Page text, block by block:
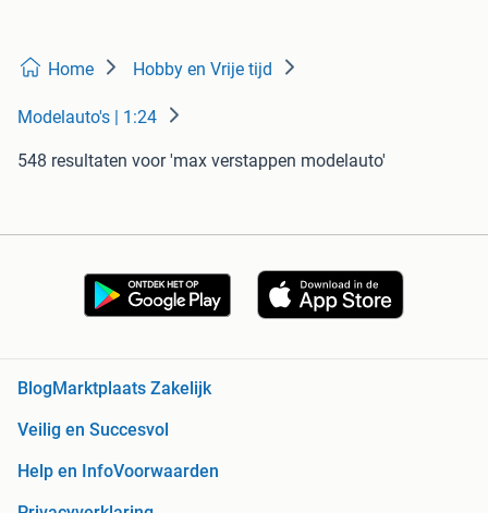
Home Hobby en Vrije tijd
Modelauto's | 1:24
548 resultaten voor 'max verstappen modelauto'
Blog Marktplaats Zakelijk
Veilig en Succesvol
Help en InfoVoorwaarden